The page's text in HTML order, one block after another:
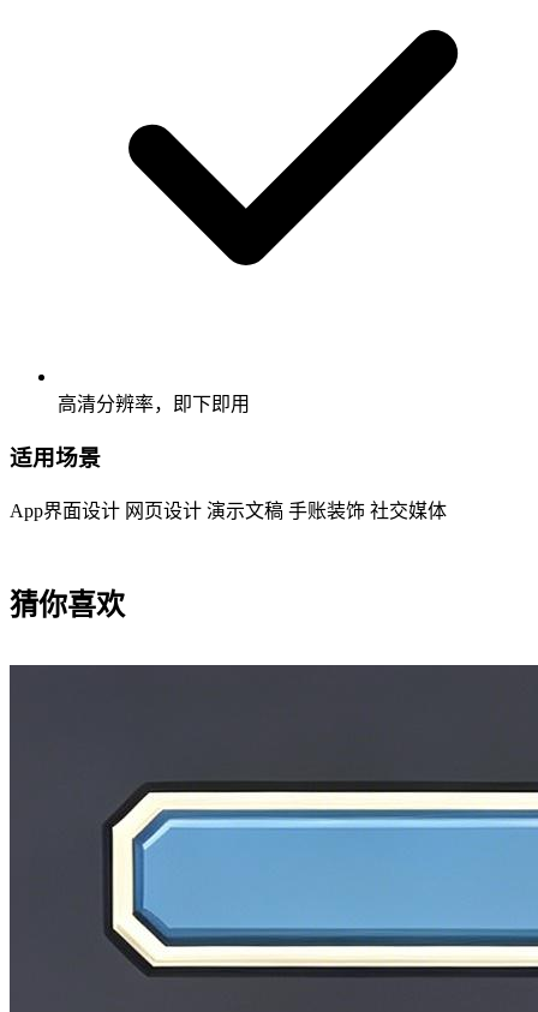
高清分辨率，即下即用
适用场景
App界面设计 网页设计 演示文稿 手账装饰 社交媒体
猜你喜欢